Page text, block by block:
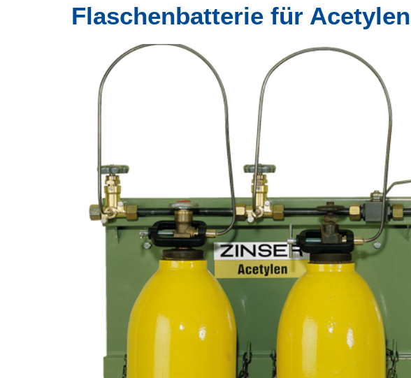
Flaschenbatterie für Acetylen